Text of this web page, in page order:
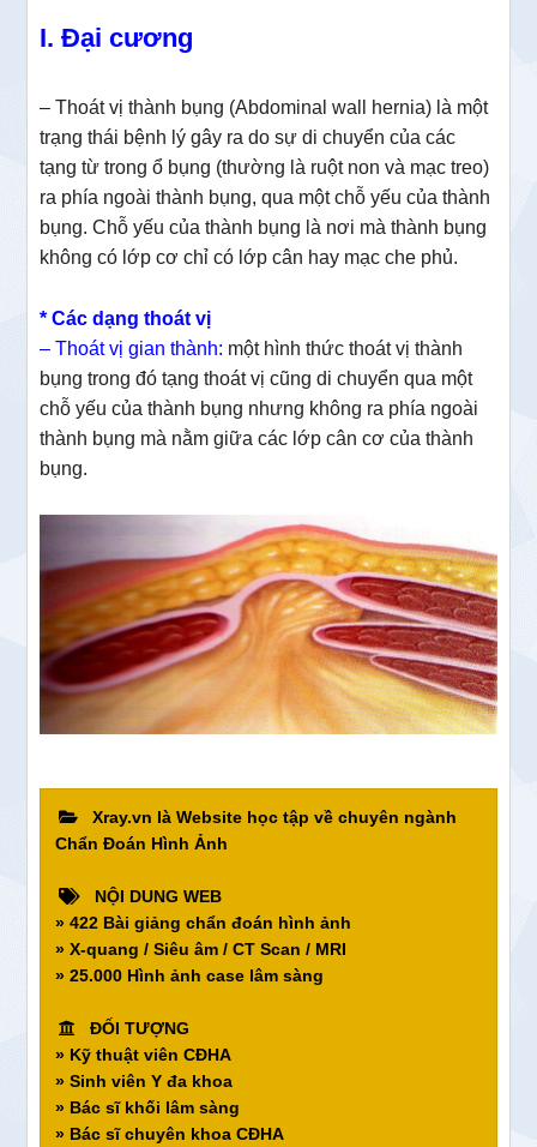
I. Đại cương
– Thoát vị thành bụng (Abdominal wall hernia) là một
trạng thái bệnh lý gây ra do sự di chuyển của các
tạng từ trong ổ bụng (thường là ruột non và mạc treo)
ra phía ngoài thành bụng, qua một chỗ yếu của thành
bụng. Chỗ yếu của thành bụng là nơi mà thành bụng
không có lớp cơ chỉ có lớp cân hay mạc che phủ.
* Các dạng thoát vị
– Thoát vị gian thành: một hình thức thoát vị thành
bụng trong đó tạng thoát vị cũng di chuyển qua một
chỗ yếu của thành bụng nhưng không ra phía ngoài
thành bụng mà nằm giữa các lớp cân cơ của thành
bụng.
Xray.vn là Website học tập về chuyên ngành
Chẩn Đoán Hình Ảnh
NỘI DUNG WEB
» 422 Bài giảng chẩn đoán hình ảnh
» X-quang / Siêu âm / CT Scan / MRI
» 25.000 Hình ảnh case lâm sàng
ĐỐI TƯỢNG
» Kỹ thuật viên CĐHA
» Sinh viên Y đa khoa
» Bác sĩ khối lâm sàng
» Bác sĩ chuyên khoa CĐHA